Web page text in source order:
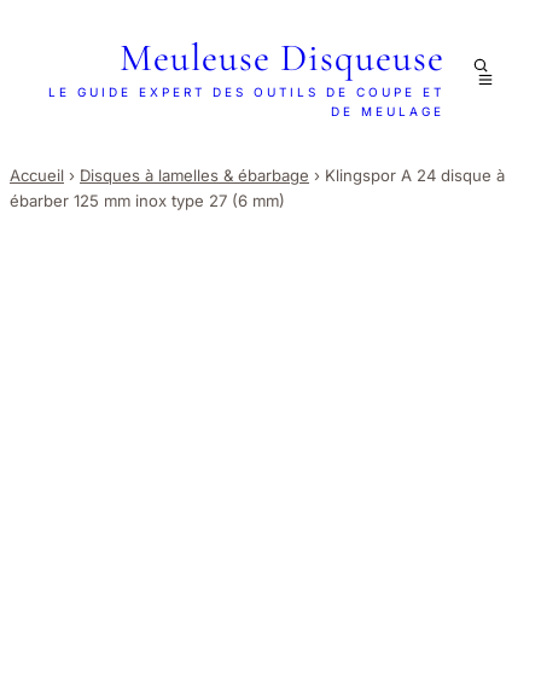
Meuleuse Disqueuse
LE GUIDE EXPERT DES OUTILS DE COUPE ET
DE MEULAGE
Accueil › Disques à lamelles & ébarbage › Klingspor A 24 disque à
ébarber 125 mm inox type 27 (6 mm)